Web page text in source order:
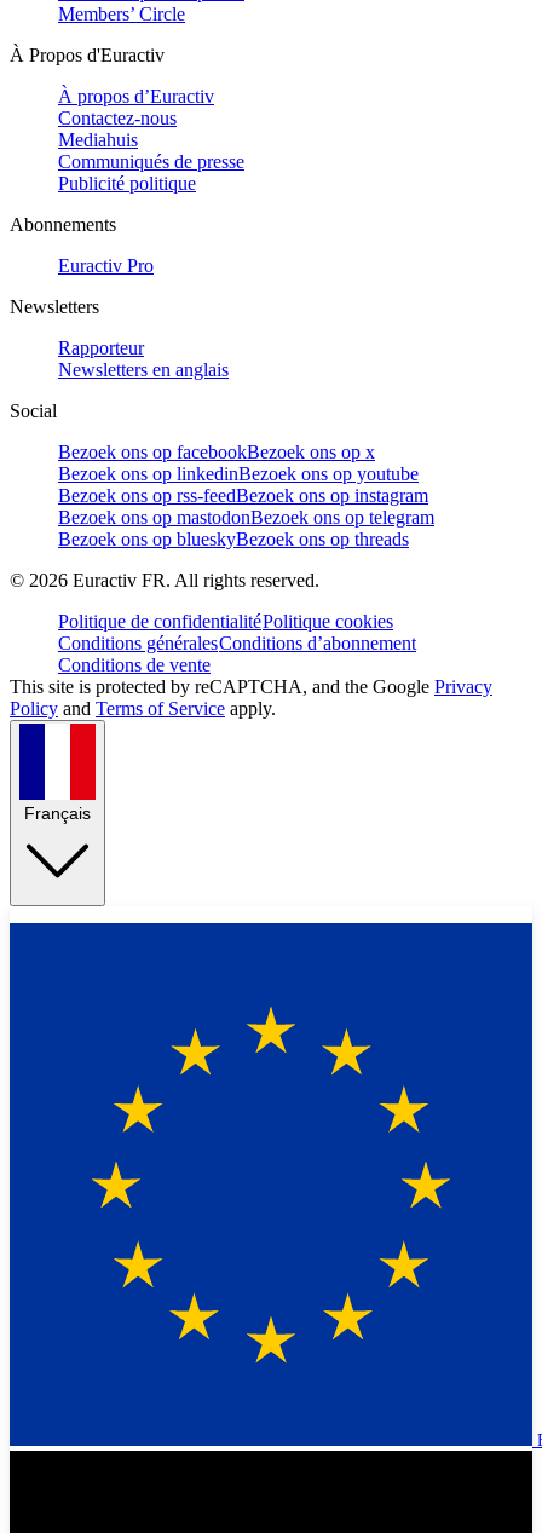
Members’ Circle
À Propos d'Euractiv
À propos d’Euractiv
Contactez-nous
Mediahuis
Communiqués de presse
Publicité politique
Abonnements
Euractiv Pro
Newsletters
Rapporteur
Newsletters en anglais
Social
Bezoek ons op facebookBezoek ons op x
Bezoek ons op linkedinBezoek ons op youtube
Bezoek ons op rss-feedBezoek ons op instagram
Bezoek ons op mastodonBezoek ons op telegram
Bezoek ons op blueskyBezoek ons op threads
© 2026 Euractiv FR. All rights reserved.
Politique de confidentialitéPolitique cookies
Conditions généralesConditions d’abonnement
Conditions de vente
This site is protected by reCAPTCHA, and the Google Privacy
Policy and Terms of Service apply.
Français